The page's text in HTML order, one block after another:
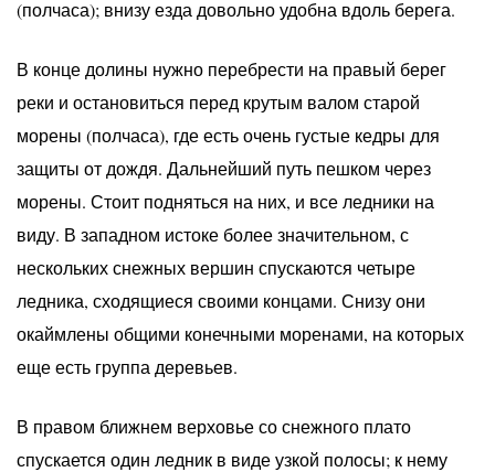
(полчаса); внизу езда довольно удобна вдоль берега.
В конце долины нужно перебрести на правый берег
реки и остановиться перед крутым валом старой
морены (полчаса), где есть очень густые кедры для
защиты от дождя. Дальнейший путь пешком через
морены. Стоит подняться на них, и все ледники на
виду. В западном истоке более значительном, с
нескольких снежных вершин спускаются четыре
ледника, сходящиеся своими концами. Снизу они
окаймлены общими конечными моренами, на которых
еще есть группа деревьев.
В правом ближнем верховье со снежного плато
спускается один ледник в виде узкой полосы; к нему